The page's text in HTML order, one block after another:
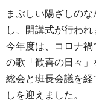
まぶしい陽ざしの
し、開講式が行われ
今年度は、コロナ
の歌「歓喜の日々
総会と班長会議を
しを迎えました。